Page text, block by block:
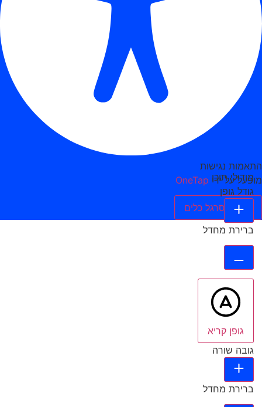
התאמות נגישות
מופעל על ידי OneTap
הסתר סרגל כלים
מודולי תוכן
גודל גופן
ברירת מחדל
גופן קריא
גובה שורה
ברירת מחדל